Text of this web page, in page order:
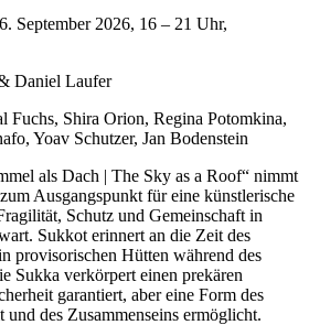
September 2026, 16 – 21 Uhr,
Daniel Laufer
Fuchs, Shira Orion, Regina Potomkina,
Yoav Schutzer, Jan Bodenstein
als Dach | The Sky as a Roof“ nimmt
Ausgangspunkt für eine künstlerische
Schutz und Gemeinschaft in
Sukkot erinnert an die Zeit des
provisorischen Hütten während des
Sukka verkörpert einen prekären
garantiert, aber eine Form des
des Zusammenseins ermöglicht.